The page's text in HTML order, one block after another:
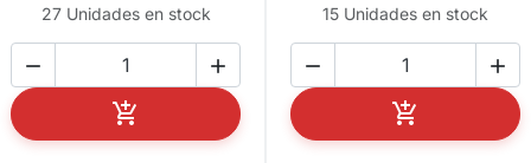
27 Unidades en stock
 
 AÑADIR AL CARRITO
15 Unidades en stock
 
 AÑADIR AL